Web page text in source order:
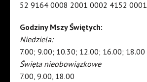
52 9164 0008 2001 0002 4152 0001
Godziny Mszy Świętych:
Niedziela:
7.00; 9.00; 10.30; 12.00; 16.00; 18.00
Święta nieobowiązkowe
7.00, 9.00, 18.00